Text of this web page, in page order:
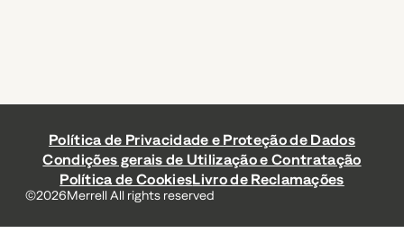
Política de Privacidade e Proteção de Dados
Condições gerais de Utilização e Contratação
Política de CookiesLivro de Reclamações
©2026Merrell All rights reserved